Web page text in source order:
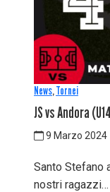
News,Tornei
JS vs Andora
9 Marzo 2024
Santo Stefano
nostri ragazzi…